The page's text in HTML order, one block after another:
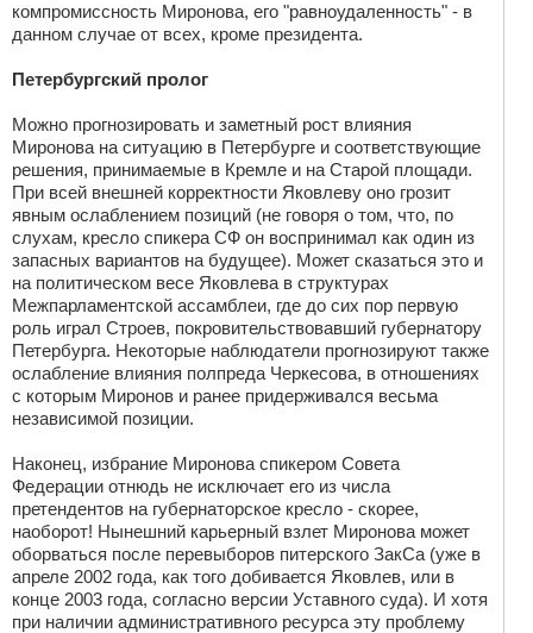
компромиссность Миронова, его "равноудаленность" - в
данном случае от всех, кроме президента.
Петербургский пролог
Можно прогнозировать и заметный рост влияния
Миронова на ситуацию в Петербурге и соответствующие
решения, принимаемые в Кремле и на Старой площади.
При всей внешней корректности Яковлеву оно грозит
явным ослаблением позиций (не говоря о том, что, по
слухам, кресло спикера СФ он воспринимал как один из
запасных вариантов на будущее). Может сказаться это и
на политическом весе Яковлева в структурах
Межпарламентской ассамблеи, где до сих пор первую
роль играл Строев, покровительствовавший губернатору
Петербурга. Некоторые наблюдатели прогнозируют также
ослабление влияния полпреда Черкесова, в отношениях
с которым Миронов и ранее придерживался весьма
независимой позиции.
Наконец, избрание Миронова спикером Совета
Федерации отнюдь не исключает его из числа
претендентов на губернаторское кресло - скорее,
наоборот! Нынешний карьерный взлет Миронова может
оборваться после перевыборов питерского ЗакСа (уже в
апреле 2002 года, как того добивается Яковлев, или в
конце 2003 года, согласно версии Уставного суда). И хотя
при наличии административного ресурса эту проблему